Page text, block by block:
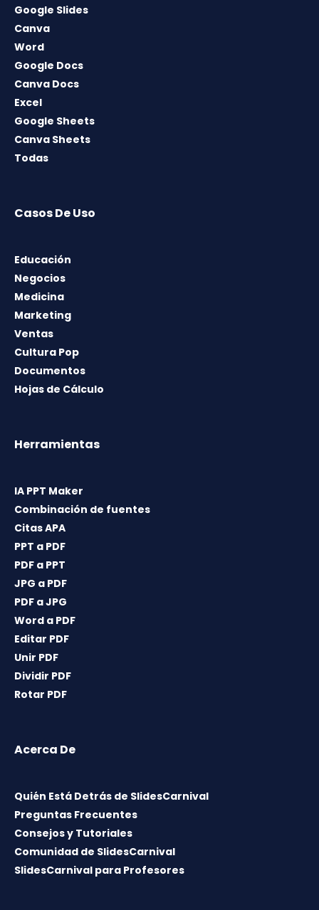
Google Slides
Canva
Word
Google Docs
Canva Docs
Excel
Google Sheets
Canva Sheets
Todas
Casos De Uso
Educación
Negocios
Medicina
Marketing
Ventas
Cultura Pop
Documentos
Hojas de Cálculo
Herramientas
IA PPT Maker
Combinación de fuentes
Citas APA
PPT a PDF
PDF a PPT
JPG a PDF
PDF a JPG
Word a PDF
Editar PDF
Unir PDF
Dividir PDF
Rotar PDF
Acerca De
Quién Está Detrás de SlidesCarnival
Preguntas Frecuentes
Consejos y Tutoriales
Comunidad de SlidesCarnival
SlidesCarnival para Profesores